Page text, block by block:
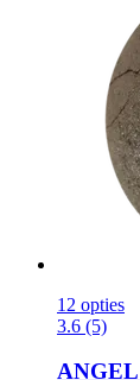
12 opties
3.6 (5)